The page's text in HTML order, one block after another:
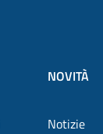
NOVITÀ
Notizie